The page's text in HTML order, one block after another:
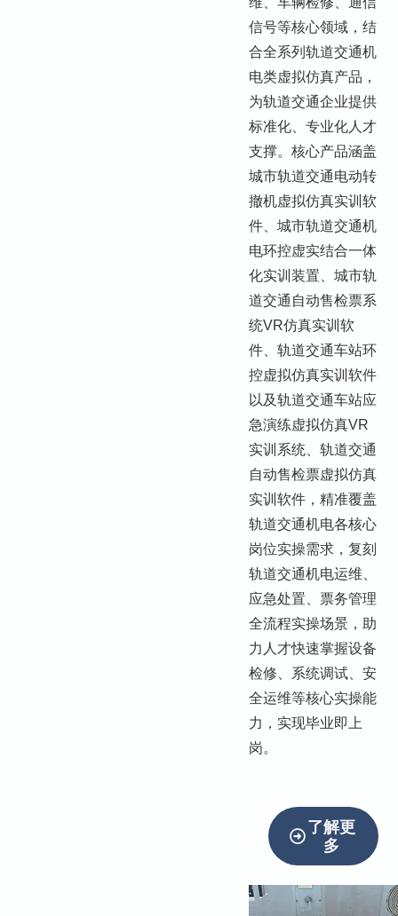
信号等核心领域，结
合全系列轨道交通机
电类虚拟仿真产品，
为轨道交通企业提供
标准化、专业化人才
支撑。核心产品涵盖
城市轨道交通电动转
撤机虚拟仿真实训软
件、城市轨道交通机
电环控虚实结合一体
化实训装置、城市轨
道交通自动售检票系
统VR仿真实训软
件、轨道交通车站环
控虚拟仿真实训软件
以及轨道交通车站应
急演练虚拟仿真VR
实训系统、轨道交通
自动售检票虚拟仿真
实训软件，精准覆盖
轨道交通机电各核心
岗位实操需求，复刻
轨道交通机电运维、
应急处置、票务管理
全流程实操场景，助
力人才快速掌握设备
检修、系统调试、安
全运维等核心实操能
力，实现毕业即上
岗。
了解更
多